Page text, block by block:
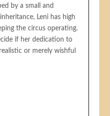
by a small and
Leni has high
the circus operating.
if her dedication to
or merely wishful